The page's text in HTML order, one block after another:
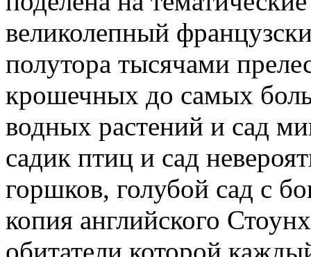
великолепный
полутора тысячами
крошечных до самых
водных растений и сад
садик птиц и сад
горшков, голубой сад с
копия английского